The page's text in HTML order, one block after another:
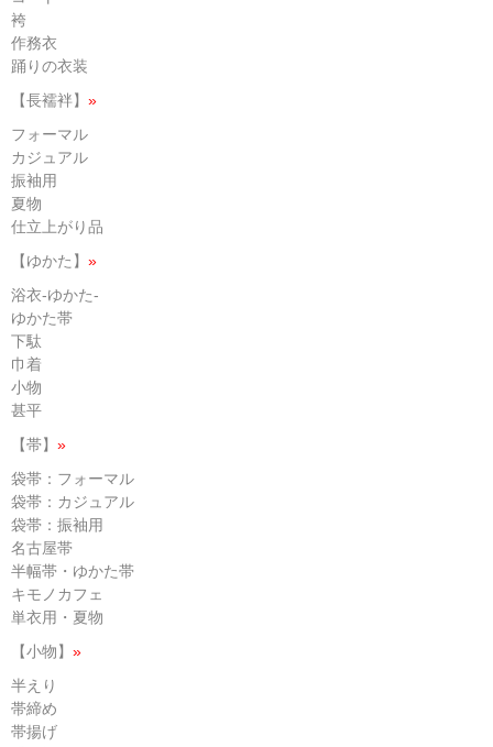
袴
作務衣
踊りの衣装
【長襦袢】 »
フォーマル
カジュアル
振袖用
夏物
仕立上がり品
【ゆかた】 »
浴衣-ゆかた-
ゆかた帯
下駄
巾着
小物
甚平
【帯】 »
袋帯：フォーマル
袋帯：カジュアル
袋帯：振袖用
名古屋帯
半幅帯・ゆかた帯
キモノカフェ
単衣用・夏物
【小物】 »
半えり
帯締め
帯揚げ